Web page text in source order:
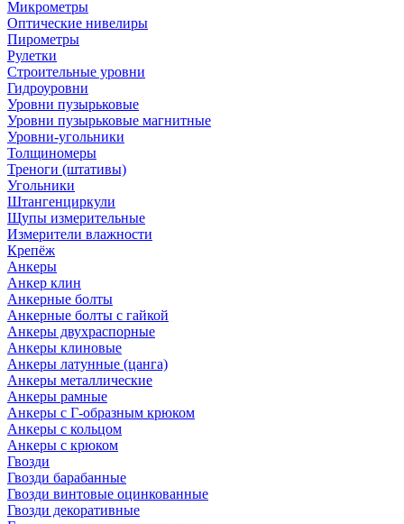
Микрометры
Оптические нивелиры
Пирометры
Рулетки
Строительные уровни
Гидроуровни
Уровни пузырьковые
Уровни пузырьковые магнитные
Уровни-угольники
Толщиномеры
Треноги (штативы)
Угольники
Штангенциркули
Щупы измерительные
Измерители влажности
Крепёж
Анкеры
Анкер клин
Анкерные болты
Анкерные болты с гайкой
Анкеры двухраспорные
Анкеры клиновые
Анкеры латунные (цанга)
Анкеры металлические
Анкеры рамные
Анкеры с Г-образным крюком
Анкеры с кольцом
Анкеры с крюком
Гвозди
Гвозди барабанные
Гвозди винтовые оцинкованные
Гвозди декоративные